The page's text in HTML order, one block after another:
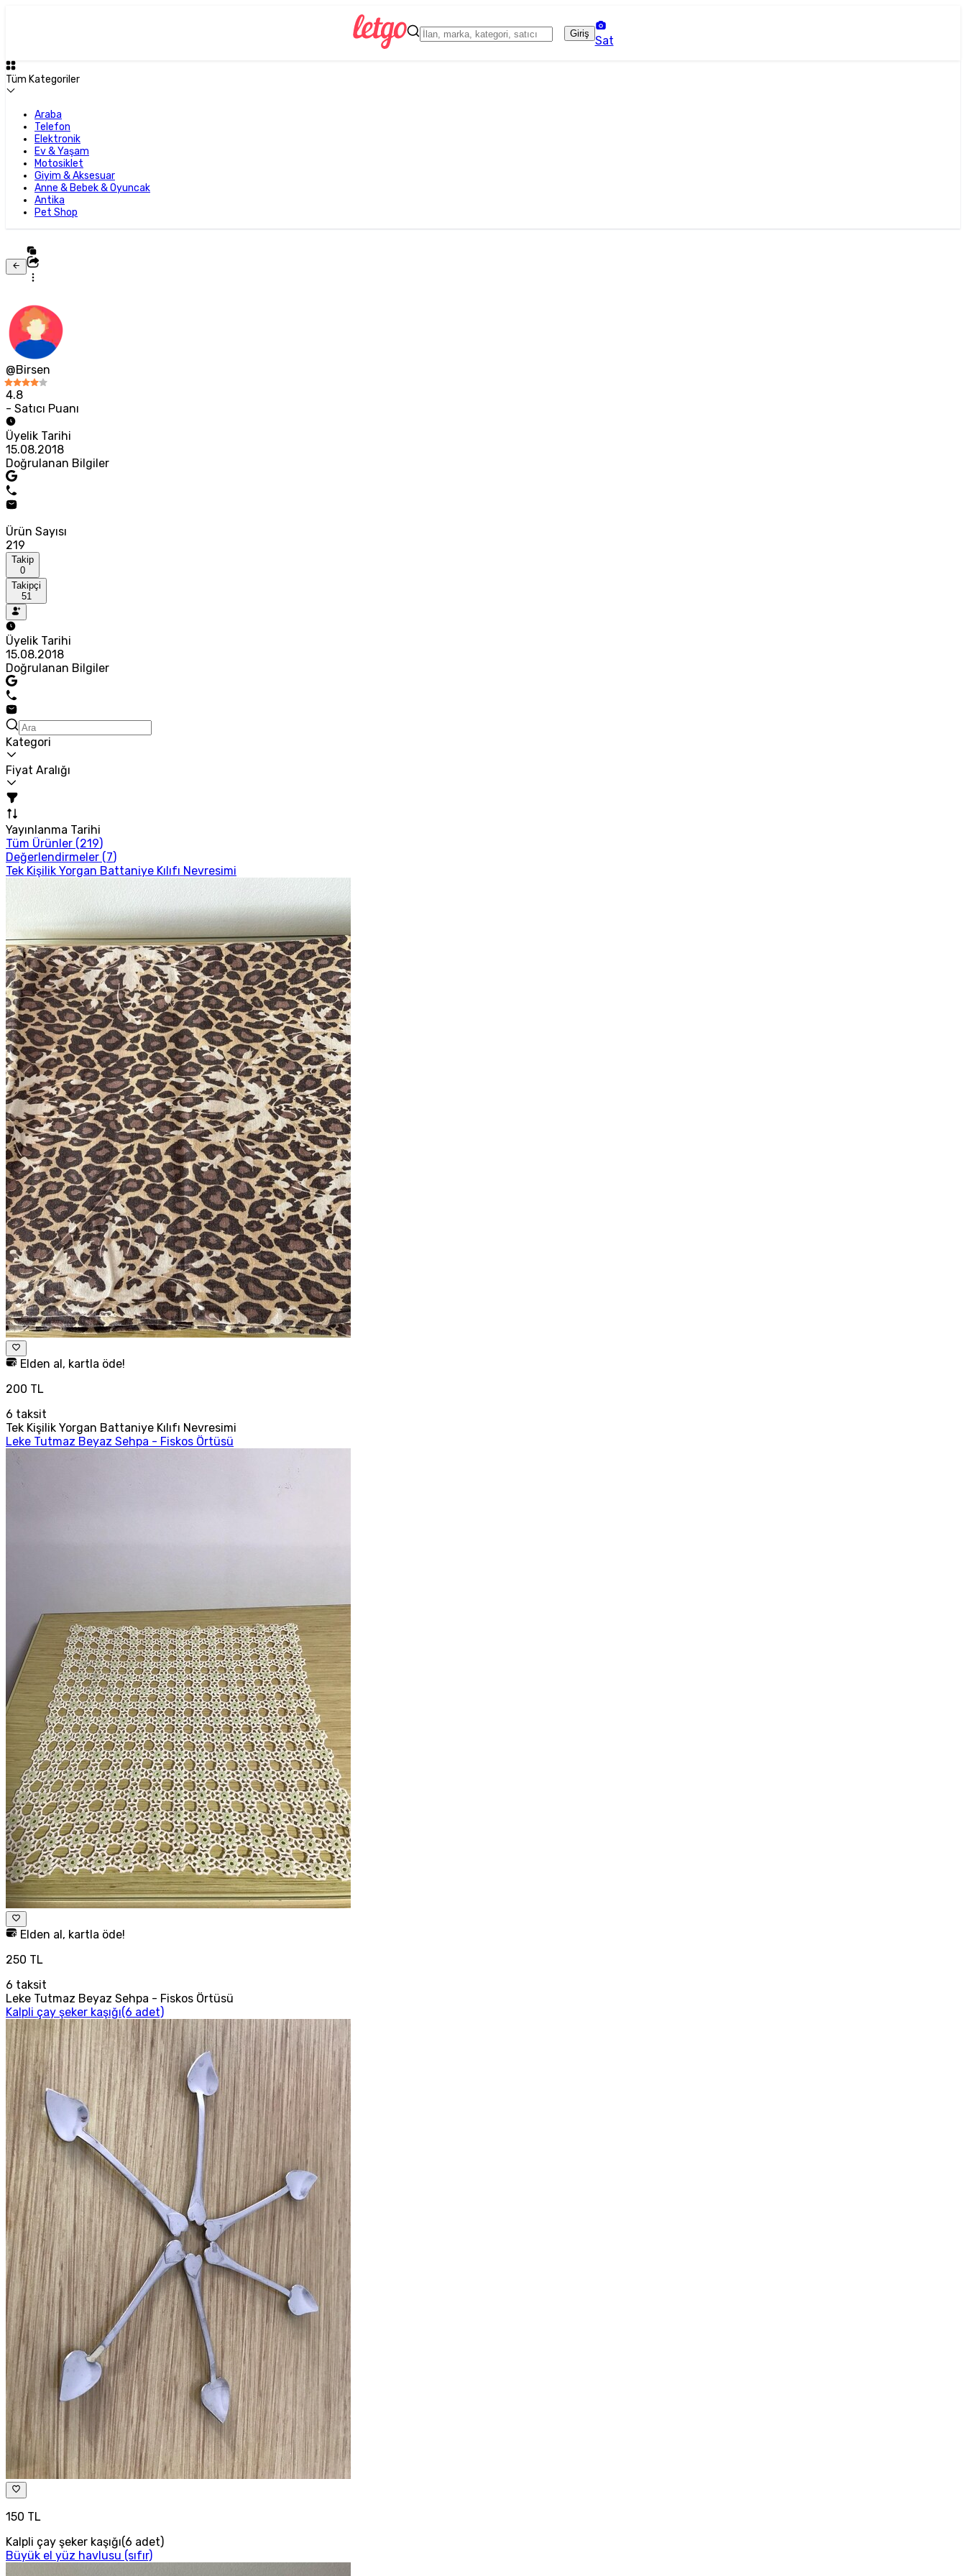
Giriş
Sat
Tüm Kategoriler
Araba
Telefon
Elektronik
Ev & Yaşam
Motosiklet
Giyim & Aksesuar
Anne & Bebek & Oyuncak
Antika
Pet Shop
@Birsen
4.8
- Satıcı Puanı
Üyelik Tarihi
15.08.2018
Doğrulanan Bilgiler
Ürün Sayısı
219
Takip
0
Takipçi
51
Üyelik Tarihi
15.08.2018
Doğrulanan Bilgiler
Kategori
Fiyat Aralığı
Yayınlanma Tarihi
Tüm Ürünler (219)
Değerlendirmeler (7)
Tek Kişilik Yorgan Battaniye Kılıfı Nevresimi
Elden al, kartla öde!
200 TL
6 taksit
Tek Kişilik Yorgan Battaniye Kılıfı Nevresimi
Leke Tutmaz Beyaz Sehpa - Fiskos Örtüsü
Elden al, kartla öde!
250 TL
6 taksit
Leke Tutmaz Beyaz Sehpa - Fiskos Örtüsü
Kalpli çay şeker kaşığı(6 adet)
150 TL
Kalpli çay şeker kaşığı(6 adet)
Büyük el yüz havlusu (sıfır)